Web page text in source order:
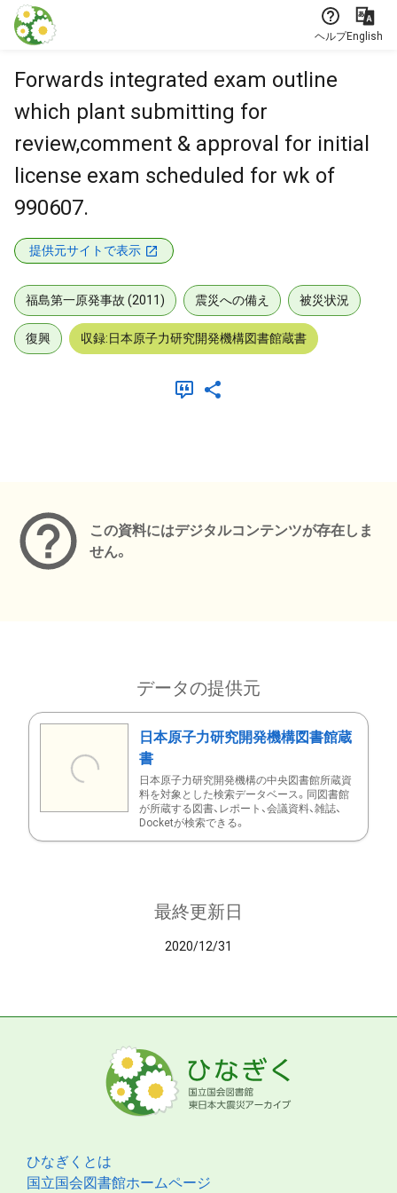
本文に飛ぶ
ヘルプEnglish
Forwards integrated exam outline
which plant submitting for
review,comment & approval for initial
license exam scheduled for wk of
990607.
提供元サイトで表示
福島第一原発事故 (2011) 震災への備え 被災状況
復興 収録:日本原子力研究開発機構図書館蔵書
この資料にはデジタルコンテンツが存在しま
せん。
データの提供元
日本原子力研究開発機構図書館蔵
書
日本原子力研究開発機構の中央図書館所蔵資
料を対象とした検索データベース。同図書館
が所蔵する図書、レポート、会議資料、雑誌、
Docketが検索できる。
最終更新日
2020/12/31
ひなぎくとは
国立国会図書館ホームページ